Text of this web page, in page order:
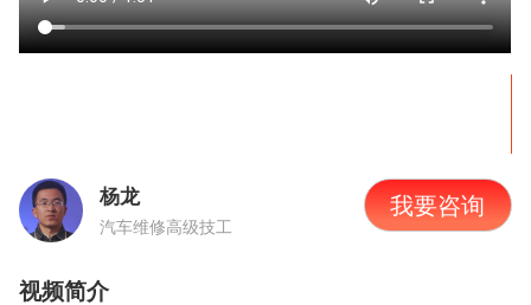
杨龙
汽车维修高级技工
我要咨询
视频简介